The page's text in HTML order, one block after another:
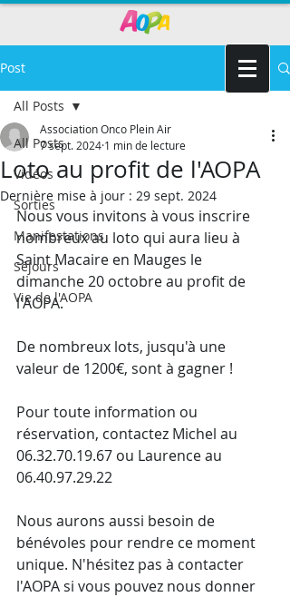
Post
All Posts
Vidéos
Sorties
Manifestations
Séjours
Vie de l'AOPA
All Posts
Loto au profit de l'AOPA
Association Onco Plein Air
7 sept. 2024 1 min de lecture
Dernière mise à jour : 29 sept. 2024
Nous vous invitons à vous inscrire
nombreux au loto qui aura lieu à
Saint Macaire en Mauges le
dimanche 20 octobre au profit de
l'AOPA.
De nombreux lots, jusqu'à une
valeur de 1200€, sont à gagner !
Pour toute information ou
réservation, contactez Michel au
06.32.70.19.67 ou Laurence au
06.40.97.29.22
Nous aurons aussi besoin de
bénévoles pour rendre ce moment
unique. N'hésitez pas à contacter
l'AOPA si vous pouvez nous donner